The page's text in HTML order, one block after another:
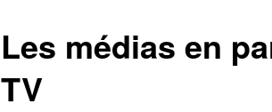
Les médias en
TV